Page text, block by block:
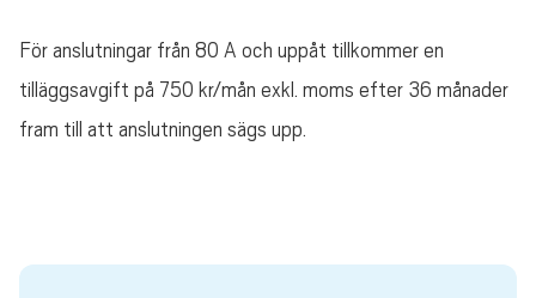
För anslutningar från 80 A och uppåt tillkommer en
tilläggsavgift på 750 kr/mån exkl. moms efter 36 månader
fram till att anslutningen sägs upp.